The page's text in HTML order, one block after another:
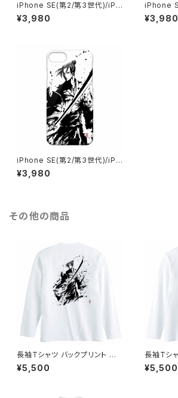
iPhone SE(第2/第3世代)/iPh
one 8/iPhone 7 織田信長 戦
国武将 墨絵師 御歌頭 グッズ ス
¥3,980
iPhone
one 8/
国武将 墨
¥3,980
iPhone SE(第2/第3世代)/iPh
one 8/iPhon7 牛若丸 武将 墨
絵師 御歌頭 スマホケース ハー
¥3,980
その他の商品
長袖Tシャツ バックプリント 墨
絵師 御歌頭 デザイン 牛若丸
戦国武将 白 ロンT 半袖 おすす
¥5,500
長袖Tシ
ザイン 織
ロンT 半
¥5,500